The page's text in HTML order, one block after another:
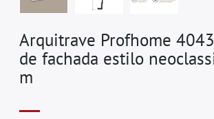
Arquitrave Profhome
de fachada estilo
m